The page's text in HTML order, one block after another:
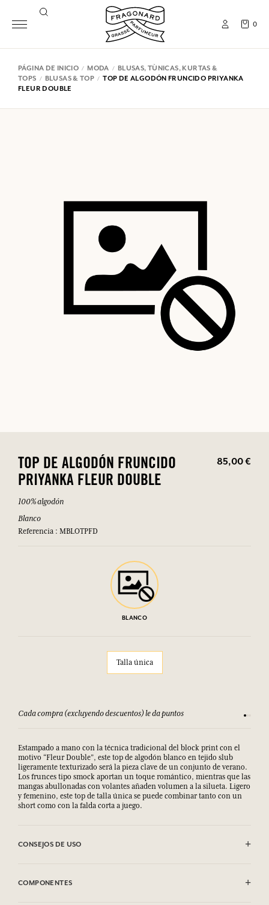
0
PÁGINA DE INICIO MODA
BLUSAS, TÙNICAS, KURTAS &
TOPS
BLUSAS & TOP
TOP DE ALGODÓN FRUNCIDO PRIYANKA
FLEUR DOUBLE
TOP DE ALGODÓN FRUNCIDO
PRIYANKA FLEUR DOUBLE
85,00 €
100% algodón
Blanco
Referencia : MBLOTPFD
BLANCO
Talla única
Cada compra (excluyendo descuentos) le da puntos
Estampado a mano con la técnica tradicional del block print con el
motivo “Fleur Double”, este top de algodón blanco en tejido slub
ligeramente texturizado será la pieza clave de un conjunto de verano.
Los frunces tipo smock aportan un toque romántico, mientras que las
mangas abullonadas con volantes añaden volumen a la silueta. Ligero
y femenino, este top de talla única se puede combinar tanto con un
short como con la falda corta a juego.
CONSEJOS DE USO
COMPONENTES